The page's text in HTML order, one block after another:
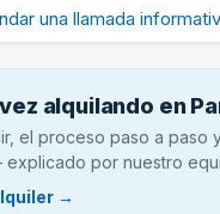
una llamada
alquilando en
el proceso paso a paso
por nuestro
→